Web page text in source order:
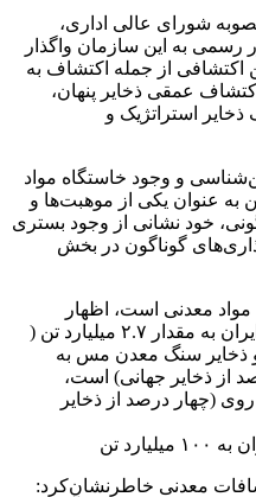
سال ۱۳۷۷، طبق مصوبه شورای عالی اداری،
به این سازمان واگذار
اکتشافی از جمله اکتشاف به
عمقی ذخایر پنهان،
استراتژیک و
و وجود خاستگاه مواد
به عنوان یکی از موهبت­‌ها و
خود نشانی از وجود بستری
گوناگون در بخش
اینکه ایران دارای ۶۸ نوع مواد معدنی است، اظهار
داشت: ذخایر اثبات شده سنگ آهن ایران به مقدار ۲.۷ میلیارد تن (
ذخایر سنگ معدن مس به
درصد از ذخایر جهانی) است،
۱۱ میلیون تن روی (چهار درصد از ذخایر
تن
معدنی خاطرنشان‌کرد: